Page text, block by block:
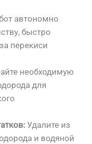
автономно
быстро
перекиси
необходимую
для
Удалите из
и водяной